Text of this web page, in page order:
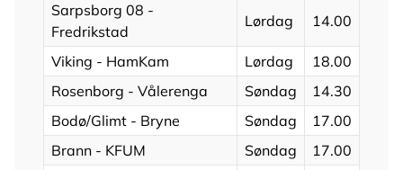
Sarpsborg 08 -
Fredrikstad
Lørdag 14.00
Viking - HamKam Lørdag
18.00
Rosenborg - Vålerenga
Søndag
14.30
Bodø/Glimt - Bryne
Søndag
17.00
Brann - KFUM
Søndag
17.00